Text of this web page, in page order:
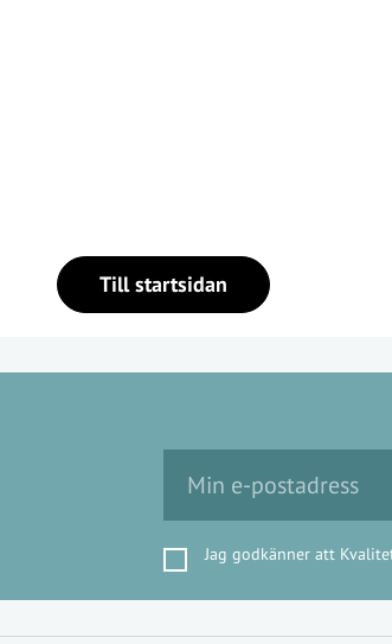
Till startsidan
Jag godkänner att